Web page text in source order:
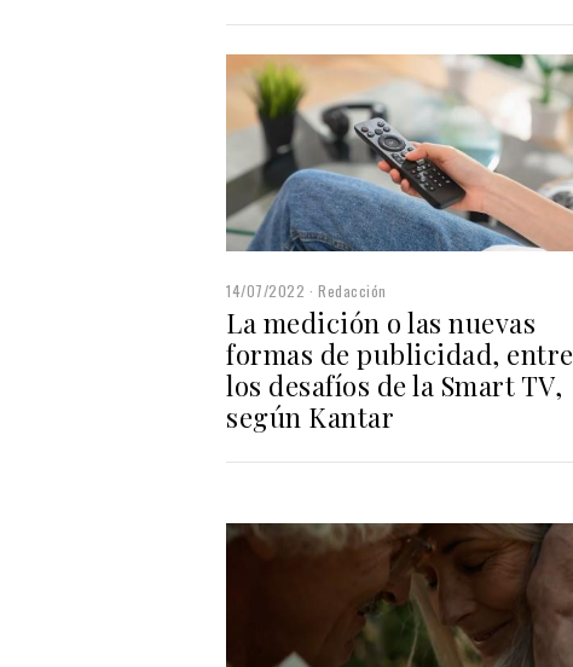
14/07/2022 Redacción
La medición o las nuevas
formas de publicidad, entre
los desafíos de la Smart TV,
según Kantar